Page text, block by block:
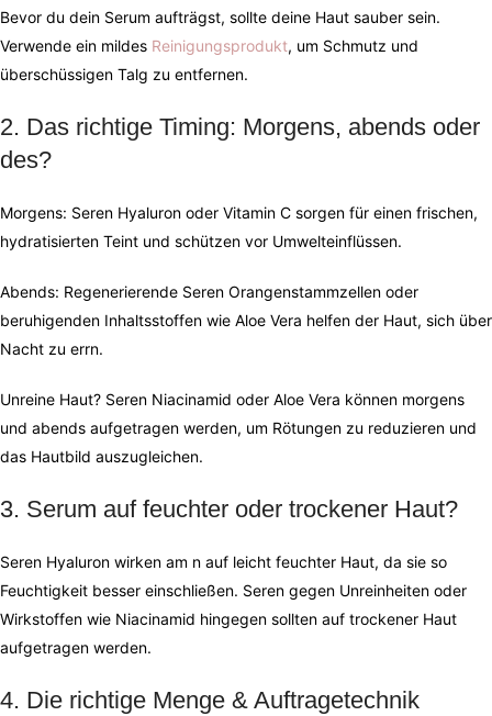
Bevor du dein Serum aufträgst, sollte deine Haut sauber sein.
Verwende ein mildes Reinigungsprodukt, um Schmutz und
überschüssigen Talg zu entfernen.
2️. Das richtige Timing: Morgens, abends oder
des?
Morgens: Seren Hyaluron oder Vitamin C sorgen für einen frischen,
hydratisierten Teint und schützen vor Umwelteinflüssen.
Abends: Regenerierende Seren Orangenstammzellen oder
beruhigenden Inhaltsstoffen wie Aloe Vera helfen der Haut, sich über
Nacht zu errn.
Unreine Haut? Seren Niacinamid oder Aloe Vera können morgens
und abends aufgetragen werden, um Rötungen zu reduzieren und
das Hautbild auszugleichen.
3️. Serum auf feuchter oder trockener Haut?
Seren Hyaluron wirken am n auf leicht feuchter Haut, da sie so
Feuchtigkeit besser einschließen. Seren gegen Unreinheiten oder
Wirkstoffen wie Niacinamid hingegen sollten auf trockener Haut
aufgetragen werden.
4️. Die richtige Menge & Auftragetechnik